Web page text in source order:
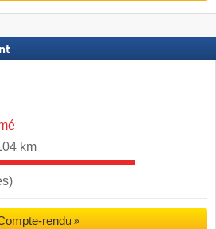
km
rendu